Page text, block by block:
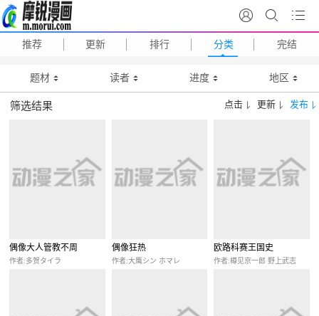
推荐 更新 排行 分类 完结
题材 读者 进度 地区
筛选结果 发布
更新
点击
偶像大人管教不周
作者:多贺タイラ
偶像狂热
作者:大鹰シン ホマレ
欧路科赛王国史
作者:樽见京一郎 野上武志